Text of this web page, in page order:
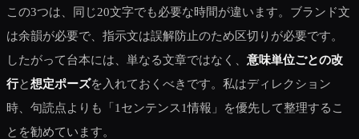
この3つは、同じ20文字でも必要な時間が違います。ブランド文
は余韻が必要で、指示文は誤解防止のため区切りが必要です。
したがって台本には、単なる文章ではなく、 意味単位ごとの改
行と想定ポーズを入れておくべきです。私はディレクション
時、句読点よりも「1センテンス1情報」を優先して整理するこ
とを勧めています。